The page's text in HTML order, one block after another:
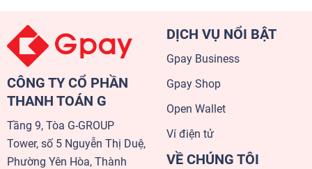
CÔNG TY CỔ PHẦN
THANH TOÁN G
Tầng 9, Tòa G-GROUP
Tower, số 5 Nguyễn Thị Duệ,
Phường Yên Hòa, Thành
DỊCH VỤ NỔI BẬT
Gpay Business
Gpay Shop
Open Wallet
Ví điện tử
VỀ CHÚNG TÔI